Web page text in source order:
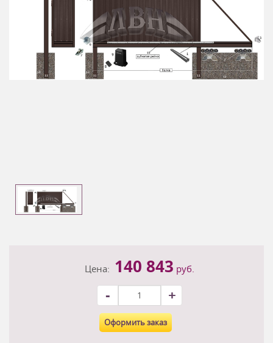
Цена: 140 843 руб.
- +
Оформить заказ